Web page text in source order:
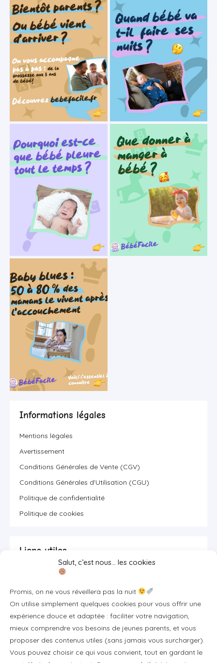
Salut, c’est nous… les cookies
Promis, on ne vous réveillera pas la nuit
On utilise simplement quelques cookies pour vous offrir une
expérience douce et adaptée : faciliter votre navigation,
mieux comprendre vos besoins de jeunes parents, et vous
proposer des contenus utiles (sans jamais vous surcharger).
Vous pouvez choisir ce qui vous convient, tout en gardant le
Informations légales
Mentions légales
Avertissement
Conditions Générales de Vente (CGV)
Conditions Générales d'Utilisation (CGU)
Politique de confidentialité
Politique de cookies
Liens utiles
Se connecter/S'inscrire
FAQ / Livraison & accès
À propos
Plan du site
Tous les articles